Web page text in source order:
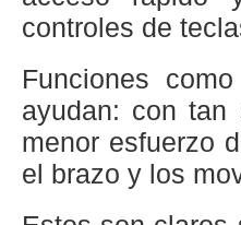
controles de
Funciones
ayudan: con
menor esfuerzo
el brazo y los